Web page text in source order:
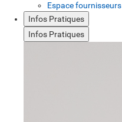
Espace fournisseurs
Infos Pratiques
Infos Pratiques